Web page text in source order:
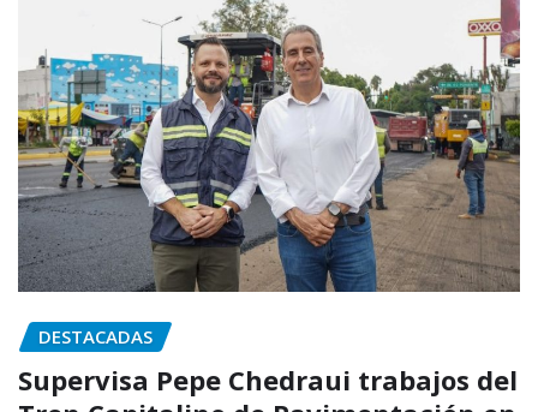
DESTACADAS
Supervisa Pepe Chedraui trabajos del